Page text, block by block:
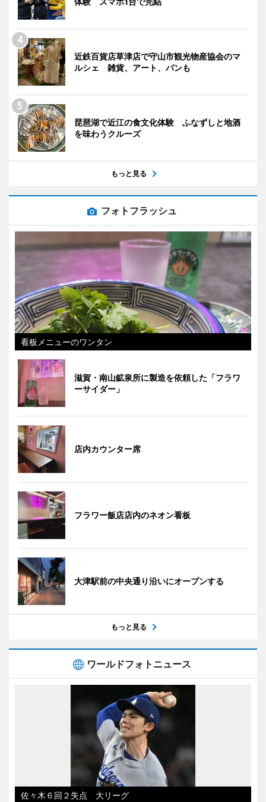
近鉄百貨店草津店で守山市観光物産協会のマ
ルシェ 雑貨、アート、パンも
琵琶湖で近江の食文化体験 ふなずしと地酒
を味わうクルーズ
もっと見る
フォトフラッシュ
看板メニューのワンタン
滋賀・南山鉱泉所に製造を依頼した「フラワ
ーサイダー」
店内カウンター席
フラワー飯店店内のネオン看板
大津駅前の中央通り沿いにオープンする
もっと見る
ワールドフォトニュース
佐々木６回２失点 大リーグ